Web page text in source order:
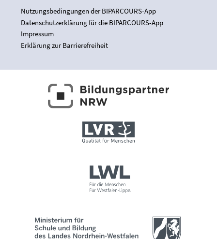
Nutzungsbedingungen der BIPARCOURS-App
Datenschutzerklärung für die BIPARCOURS-App
Impressum
Erklärung zur Barrierefreiheit